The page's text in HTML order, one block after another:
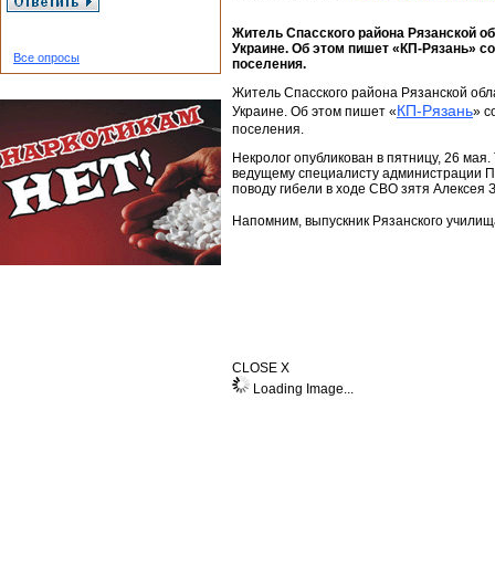
Все опросы
Житель Спасского района Рязанской
Украине. Об этом пишет «КП-Рязань»
поселения.
Житель Спасского района Рязанской
Украине. Об этом пишет «КП-Рязань»
поселения.
Некролог опубликован в пятницу, 26
ведущему специалисту администрации
поводу гибели в ходе СВО зятя Алексея
Напомним, выпускник Рязанского
CLOSE X
Loading Image...